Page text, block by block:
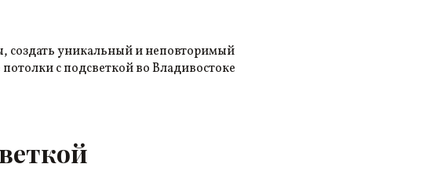
создать уникальный и неповторимый
с подсветкой во Владивостоке